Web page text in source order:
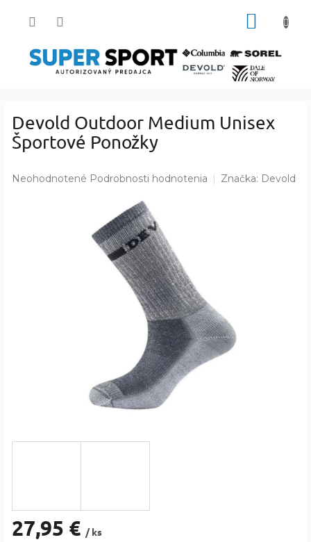
Devold Outdoor Medium Unisex
Športové Ponožky
Priemerné
Neohodnotené Podrobnosti hodnotenia Značka: Devold
27,95 € / ks